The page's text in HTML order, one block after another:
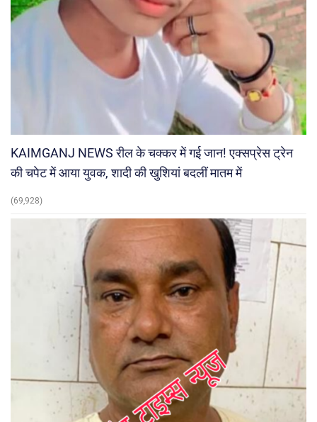
KAIMGANJ NEWS रील के चक्कर में गई जान! एक्सप्रेस ट्रेन
की चपेट में आया युवक, शादी की खुशियां बदलीं मातम में
(69,928)